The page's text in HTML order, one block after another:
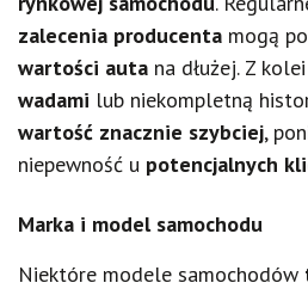
zalecenia producenta mogą
wartości auta na dłużej. Z
wadami lub niekompletną
wartość znacznie szybciej,
niepewność u potencjalnych
Marka i model samochodu
Niektóre modele samochodów